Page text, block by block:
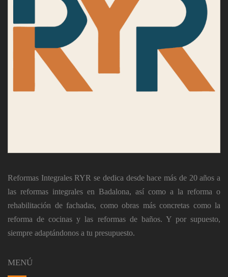
Reformas Integrales RYR se dedica desde hace más de 20 años a
las reformas integrales en Badalona, ​​así como a la reforma o
rehabilitación de fachadas, como obras más concretas como la
reforma de cocinas y las reformas de baños. Y por supuesto,
siempre adaptándonos a tu presupuesto.
MENÚ